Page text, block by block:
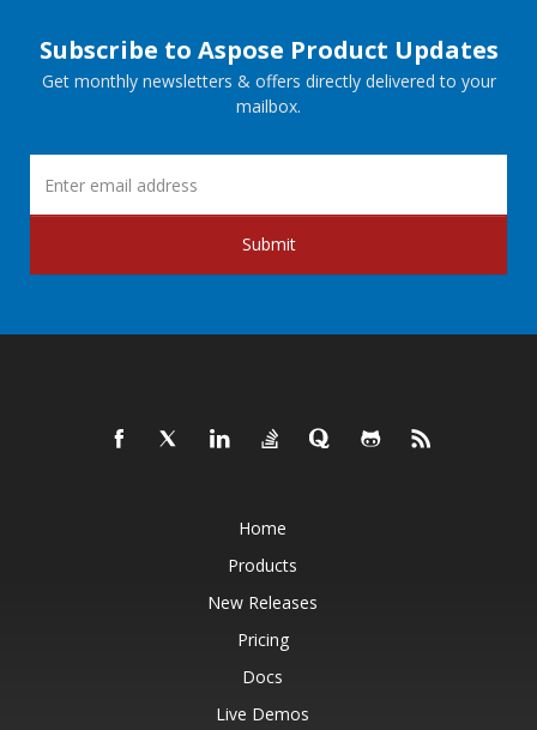
Subscribe to Aspose Product Updates
Get monthly newsletters & offers directly delivered to your
mailbox.
Submit
Home
Products
New Releases
Pricing
Docs
Live Demos